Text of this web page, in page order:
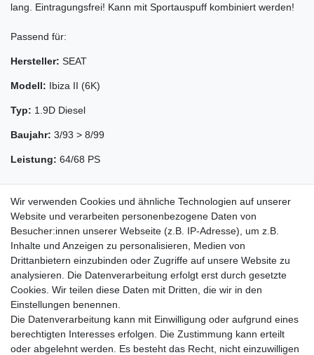
lang. Eintragungsfrei! Kann mit Sportauspuff kombiniert werden!
Passend für:
Hersteller: SEAT
Modell: Ibiza II (6K)
Typ: 1.9D Diesel
Baujahr: 3/93 > 8/99
Leistung: 64/68 PS
Zahlung und Versand
Impressum Daten­schutz­erklärung AGB
Wir verwenden Cookies und ähnliche Technologien auf unserer
Website und verarbeiten personenbezogene Daten von
Besucher:innen unserer Webseite (z.B. IP-Adresse), um z.B.
Inhalte und Anzeigen zu personalisieren, Medien von
Drittanbietern einzubinden oder Zugriffe auf unsere Website zu
analysieren. Die Datenverarbeitung erfolgt erst durch gesetzte
Cookies. Wir teilen diese Daten mit Dritten, die wir in den
Einstellungen benennen.
Die Datenverarbeitung kann mit Einwilligung oder aufgrund eines
berechtigten Interesses erfolgen. Die Zustimmung kann erteilt
oder abgelehnt werden. Es besteht das Recht, nicht einzuwilligen